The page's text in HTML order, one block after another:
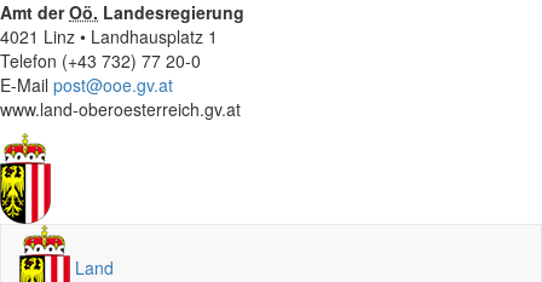
Amt derOö. Landesregierung
4021 Linz • Landhausplatz 1
Telefon (+43 732) 77 20-0
E-Mail post@ooe.gv.at
www.land-oberoesterreich.gv.at
Land